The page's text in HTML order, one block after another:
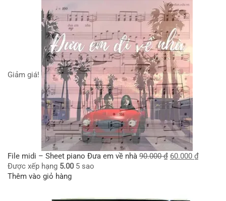
Giảm giá!
File midi – Sheet piano Đưa em về nhà 90.000₫ 60.000 ₫
Được xếp hạng 5.005 sao
Thêm vào giỏ hàng